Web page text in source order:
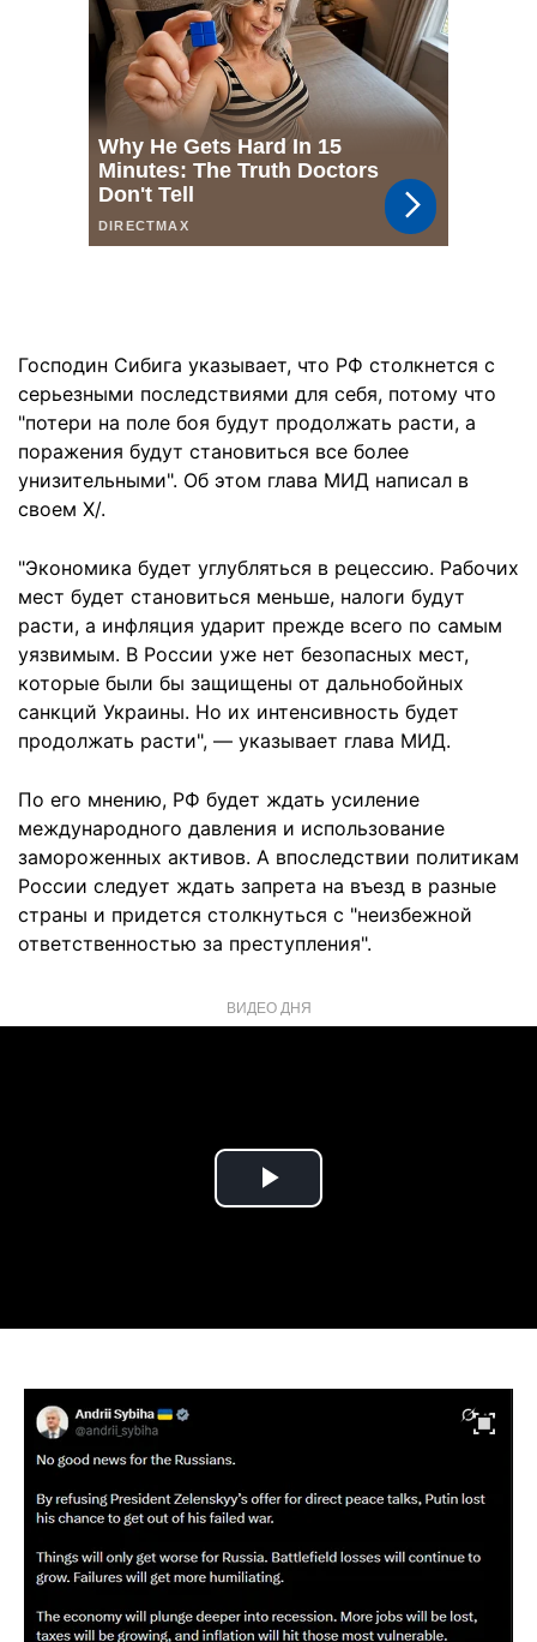
Господин Сибига указывает, что РФ столкнется с
серьезными последствиями для себя, потому что
"потери на поле боя будут продолжать расти, а
поражения будут становиться все более
унизительными". Об этом глава МИД написал в
своем X/.
"Экономика будет углубляться в рецессию. Рабочих
мест будет становиться меньше, налоги будут
расти, а инфляция ударит прежде всего по самым
уязвимым. В России уже нет безопасных мест,
которые были бы защищены от дальнобойных
санкций Украины. Но их интенсивность будет
продолжать расти", — указывает глава МИД.
По его мнению, РФ будет ждать усиление
международного давления и использование
замороженных активов. А впоследствии политикам
России следует ждать запрета на въезд в разные
страны и придется столкнуться с "неизбежной
ответственностью за преступления".
ВИДЕО ДНЯ
Play